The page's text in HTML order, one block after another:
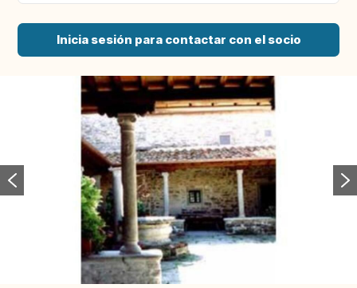
Inicia sesión para contactar con el socio